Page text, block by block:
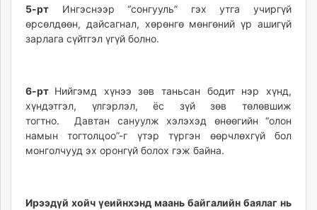
5-рт Ингэснээр “сонгууль” гэх утга учиргүй
өрсөлдөөн, дайсагнал, хөрөнгө мөнгөний үр ашигүй
зарлага сүйтгэл үгүй болно.
6-рт Нийгэмд хүнээ зөв таньсан бодит нэр хүнд,
хүндэтгэл, үлгэрлэл, ёс зүй зөв төлөвшиж
тогтно. Давтан сануулж хэлэхэд өнөөгийн “олон
намын тогтолцоо”-г үтэр түргэн өөрчлөхгүй бол
монголчууд эх оронгүй болох гэж байна.
Ирээдүй хойч үеийнхэнд маань байгалийн баялаг нь